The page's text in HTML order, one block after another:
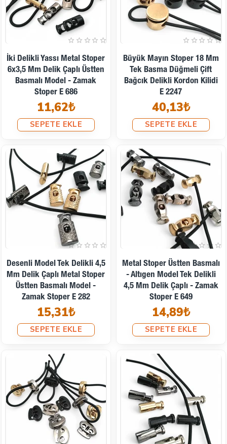
İki Delikli Yassı Metal Stoper
6x3,5 Mm Delik Çaplı Üstten
Basmalı Model - Zamak
Stoper E 686
11,62₺
SEPETE EKLE
Büyük Mayın Stoper 18 Mm
Tek Basma Düğmeli Çift
Bağcık Delikli Kordon Kilidi
E 2247
40,13₺
SEPETE EKLE
Desenli Model Tek Delikli 4,5
Mm Delik Çaplı Metal Stoper
Üstten Basmalı Model -
Zamak Stoper E 282
15,31₺
SEPETE EKLE
Metal Stoper Üstten Basmalı
- Altıgen Model Tek Delikli
4,5 Mm Delik Çaplı - Zamak
Stoper E 649
14,89₺
SEPETE EKLE